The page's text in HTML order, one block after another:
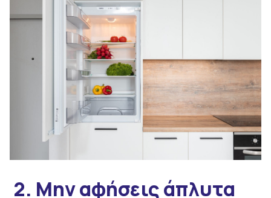
2. Mην αφήσεις άπλυτα